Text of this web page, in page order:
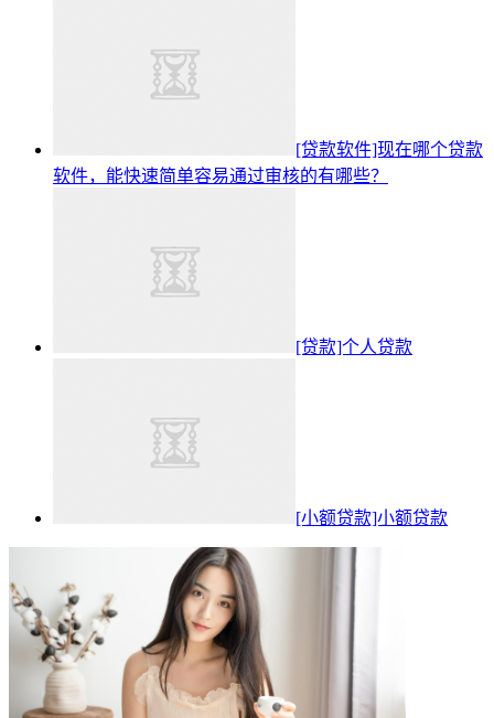
[贷款软件]现在哪个贷款
软件，能快速简单容易通过审核的有哪些？
[贷款]个人贷款
[小额贷款]小额贷款